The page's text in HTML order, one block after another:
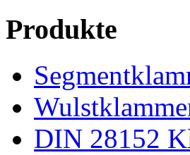
Produkte
DIN 28152